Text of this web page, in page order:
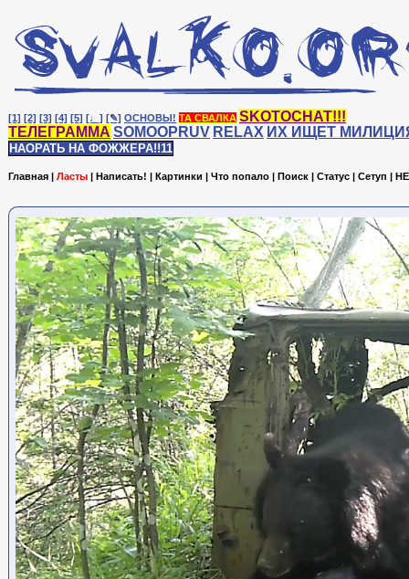
[1] [2] [3] [4] [5] [♩] [✎] ОСНОВЫ! ТА СВАЛКА SKOTOCHAT!!!
ТЕЛЕГРАММА SOMOOPRUV RELAX ИХ ИЩЕТ
НАОРАТЬ НА ФОЖЖЕРА!!11
Главная | Ласты | Написать! | Картинки | Что попало | Поиск | Статус | Сетуп |